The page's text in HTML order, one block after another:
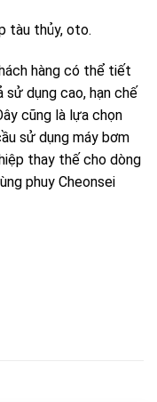
tàu thủy, oto.
hàng có thể tiết
sử dụng cao, hạn chế
cũng là lựa chọn
sử dụng máy bơm
thay thế cho dòng
phuy Cheonsei